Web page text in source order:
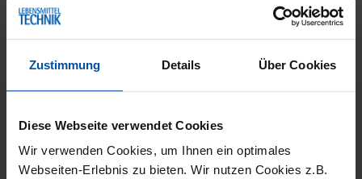
Zustimmung Details Über Cookies
Diese Webseite verwendet Cookies
Wir verwenden Cookies, um Ihnen ein optimales
Webseiten-Erlebnis zu bieten. Wir nutzen Cookies z.B.
von KHS verbindet Getränkebehälter anstatt mit
Schrumpffolie durch…